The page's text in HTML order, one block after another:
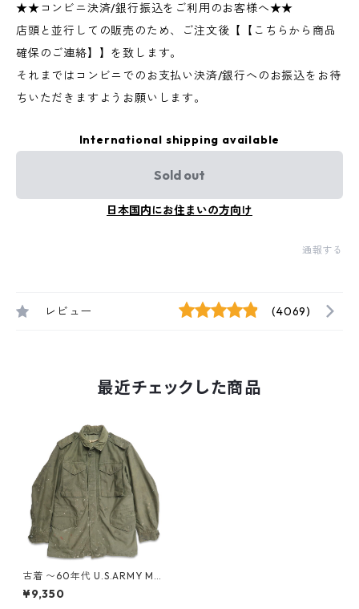
★★コンビニ決済/銀行振込をご利用のお客様へ★★
店頭と並行しての販売のため、ご注文後【【こちらから商品
確保のご連絡】】を致します。
それまではコンビニでのお支払い決済/銀行へのお振込をお待
ちいただきますようお願いします。
International shipping available
Sold out
日本国内にお住まいの方向け
通報する
レビュー (4069)
最近チェックした商品
古着 〜60年代 U.S.ARMY M-5
1 フィールドジャケット ミリ
タリー 米軍 表記：SMALL g
¥9,350